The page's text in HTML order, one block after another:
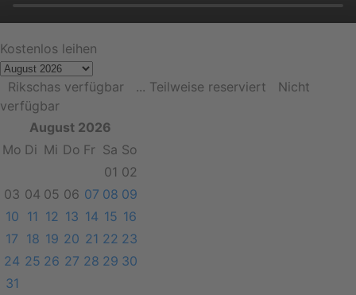
Kostenlos leihen
Rikschas verfügbar ... Teilweise reserviert
Nicht
verfügbar
August 2026
Mo Di Mi Do Fr Sa So
01 02
03 04 05 06 07 08 09
10 11 12 13 14 15 16
17 18 19 20 21 22 23
24 25 26 27 28 29 30
31